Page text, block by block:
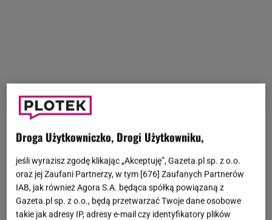
Maciej Pelapokazał fanom efekt najnowszej wizyty
w studiu tatuażu. Na instagramowej relacji
opublikował nagranie prezentujące świeżetatuaże
które pojawiły się na jego ramieniu. Nie są to jednak
typowe wzory.Tancerzpostawił na bardzo osobisty
Droga Użytkowniczko, Drogi Użytkowniku,
jeśli wyrazisz zgodę klikając „Akceptuję”, Gazeta.pl sp. z o.o.
oraz jej Zaufani Partnerzy, w tym [676] Zaufanych Partnerów
IAB, jak również Agora S.A. będąca spółką powiązaną z
Gazeta.pl sp. z o.o., będą przetwarzać Twoje dane osobowe
takie jak adresy IP, adresy e-mail czy identyfikatory plików